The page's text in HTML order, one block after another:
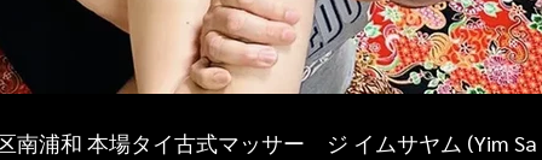
南浦和 本場タイ古式マッサー　ジ イムサヤム (Yim